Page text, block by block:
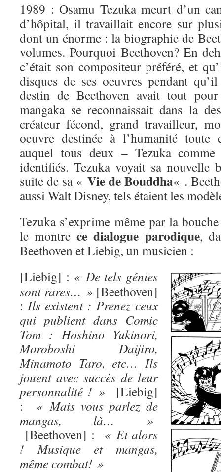
1989 : Osamu Tezuka meurt d’un
d’hôpital, il travaillait encore sur
dont un énorme : la biographie de
volumes. Pourquoi Beethoven? En
c’était son compositeur préféré, et
disques de ses oeuvres pendant
destin de Beethoven avait tout
mangaka se reconnaissait dans la
créateur fécond, grand travailleur,
oeuvre destinée à l’humanité toute
auquel tous deux – Tezuka
identifiés. Tezuka voyait sa nouvelle
suite de sa « Vie de Bouddha« .
aussi Walt Disney, tels étaient les
Tezuka s’exprime même par la
le montrece dialogue parodique,
Beethoven et Liebig, un musicien :
[Liebig] : « De tels génies
sont rares… » [Beethoven]
: Ils existent : Prenez ceux
qui publient dans Comic
Tom : Hoshino Yukinori,
Moroboshi Daijiro,
Minamoto Taro, etc… Ils
jouent avec succès de leur
personnalité ! »
[Liebig]
:
« Mais vous parlez de
mangas, là… »
[Beethoven] :
« Et alors
! Musique et mangas,
même combat! »